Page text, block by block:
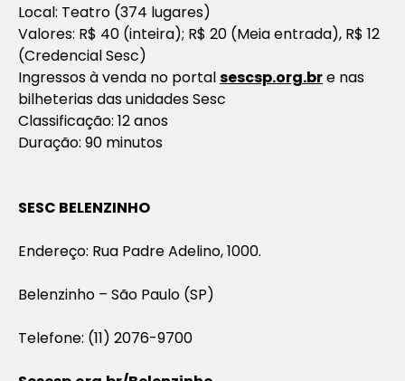
Local: Teatro (374 lugares)
Valores: R$ 40 (inteira); R$ 20 (Meia entrada), R$ 12
(Credencial Sesc)
Ingressos à venda no portalsescsp.org.bre nas
bilheterias das unidades Sesc
Classificação: 12 anos
Duração: 90 minutos
SESC BELENZINHO
Endereço: Rua Padre Adelino, 1000.
Belenzinho – São Paulo (SP)
Telefone: (11) 2076-9700